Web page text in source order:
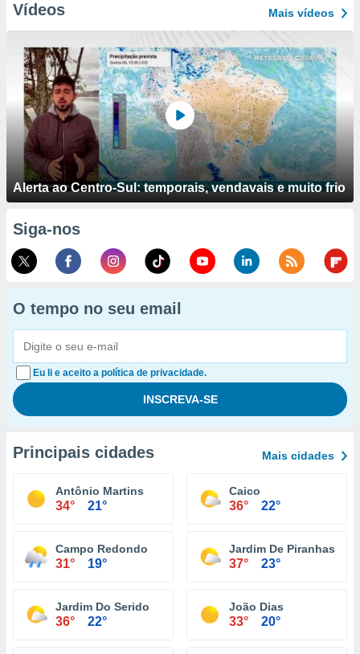
Vídeos Mais vídeos
Alerta ao Centro-Sul: temporais, vendavais e muito frio
Siga-nos
O tempo no seu email
Eu li e aceito a política de privacidade.
Principais cidades Mais cidades
Antônio Martins
34° 21°
Caico
36° 22°
Campo Redondo
31° 19°
Jardim De Piranhas
37° 23°
Jardim Do Serido
36° 22°
João Dias
33° 20°